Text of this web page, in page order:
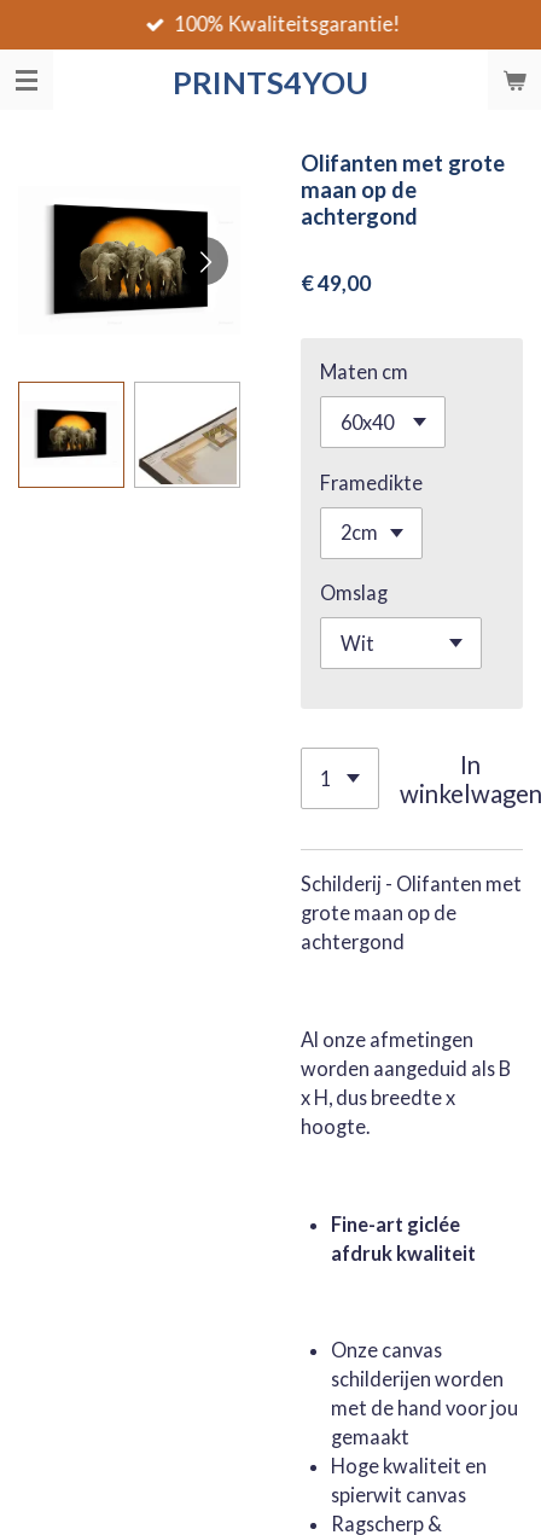
direct
naar
PRINTS4YOU
100% Kwaliteitsgarantie!
Olifanten met grote
maan op de
achtergond
€ 49,00
Maten cm
Framedikte
Omslag
In
winkelwagen
Schilderij - Olifanten met
grote maan op de
achtergond
Al onze afmetingen
worden aangeduid als B
x H, dus breedte x
hoogte.
Fine-art giclée
afdruk kwaliteit
Onze canvas
schilderijen worden
met de hand voor jou
gemaakt
Hoge kwaliteit en
spierwit canvas
Ragscherp &